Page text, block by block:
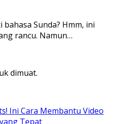
Sunda? Hmm, ini
rancu. Namun…
dimuat.